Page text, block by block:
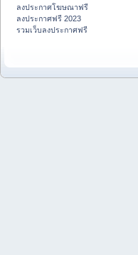
ลงประกาศโฆษณาฟรี
ลงประกาศฟรี 2023
รวมเว็บลงประกาศฟรี